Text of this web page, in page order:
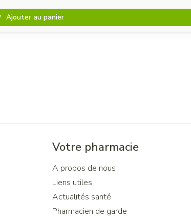
Ajouter au panier
Votre pharmacie
A propos de nous
Liens utiles
Actualités santé
Pharmacien de garde